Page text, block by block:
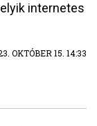
internetes
OKTÓBER 15. 14:33